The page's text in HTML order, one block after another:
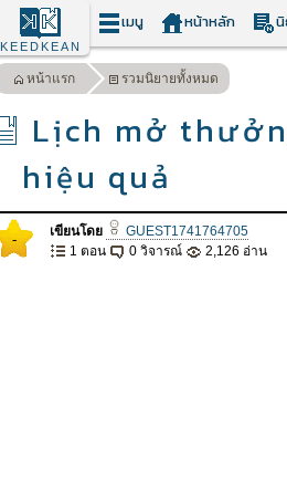
KEEDKEAN
เมนู หน้าหลัก
หน้าแรก รวมนิยายทั้งหมด
Lịch mở
hiệu quả
- เขียนโดย GUEST1741764705
1 ตอน
0 วิจารณ์ 2,126 อ่าน